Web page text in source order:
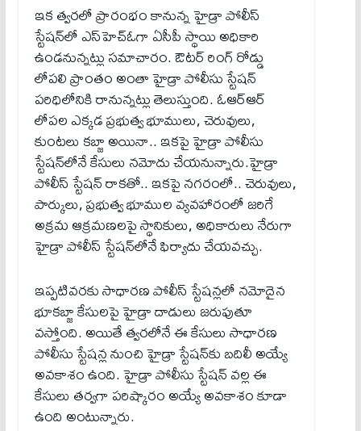
ఇక త్వరలో ప్రారంభం కానున్న హైడ్రా పోలీస్
స్టేషన్‌లో ఎస్‌హెచ్‌ఓగా ఏసీపీ స్థాయి అధికారి
ఉండనున్నట్లు సమాచారం. ఔటర్ రింగ్ రోడ్డు
లోపలి ప్రాంతం అంతా హైడ్రా పోలీసు స్టేషన్
పరిధిలోనికి రానున్నట్లు తెలుస్తుంది. ఓఆర్ఆర్
లోపల ఎక్కడ ప్రభుత్వ భూములు, చెరువులు,
కుంటలు కబ్జా అయినా.. ఇకపై హైడ్రా పోలీసు
స్టేషన్‌లోనే కేసులు నమోదు చేయనున్నారు.హైడ్రా
పోలీస్ స్టేషన్ రాకతో.. ఇకపై నగరంలో.. చెరువులు,
పార్కులు, ప్రభుత్వ భూముల వ్యవహారంలో జరిగే
అక్రమ ఆక్రమణలపై స్థానికులు, అధికారులు నేరుగా
హైడ్రా పోలీస్ స్టేషన్‌లోనే ఫిర్యాదు చేయవచ్చు.
ఇప్పటివరకు సాధారణ పోలీస్ స్టేషన్లలో నమోదైన
భూకబ్జా కేసులపై హైడ్రా దాడులు జరుపుతూ
వస్తోంది. అయితే త్వరలోనే ఈ కేసులు సాధారణ
పోలీసు స్టేషన్ల నుంచి హైడ్రా స్టేషన్‌కు బదిలీ అయ్యే
అవకాశం ఉంది. హైడ్రా పోలీసు స్టేషన్ వల్ల ఈ
కేసులు తర్వగా పరిష్కారం అయ్యే అవకాశం కూడా
ఉంది అంటున్నారు.